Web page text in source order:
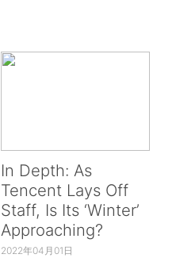
In Depth: As
Tencent Lays Off
Staff, Is Its ‘Winter’
Approaching?
2022年04月01日